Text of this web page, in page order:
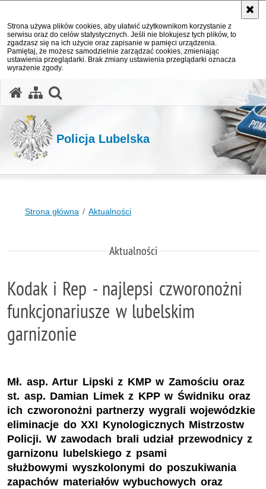
Strona używa plików cookies, aby ułatwić użytkownikom korzystanie z
serwisu oraz do celów statystycznych. Jeśli nie blokujesz tych plików, to
zgadzasz się na ich użycie oraz zapisanie w pamięci urządzenia.
Pamiętaj, że możesz samodzielnie zarządzać cookies, zmieniając
ustawienia przeglądarki. Brak zmiany ustawienia przeglądarki oznacza
wyrażenie zgody.
Policja Lubelska
Strona główna Aktualności
Aktualności
Kodak i Rep - najlepsi czworonożni
funkcjonariusze w lubelskim
garnizonie
Mł. asp. Artur Lipski z KMP w Zamościu oraz
st. asp. Damian Limek z KPP w Świdniku oraz
ich czworonożni partnerzy wygrali wojewódzkie
eliminacje do XXI Kynologicznych Mistrzostw
Policji. W zawodach brali udział przewodnicy z
garnizonu lubelskiego z psami
służbowymi wyszkolonymi do poszukiwania
zapachów materiałów wybuchowych oraz